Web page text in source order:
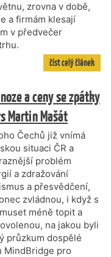
zrovna v době,
a firmám klesají
v předvečer
číst celý článek
a ceny se zpátky
Martin Mašát
Čechů již vnímá
situaci ČR a
problém
a zdražování
a přesvědčení,
zvládnou, i když s
méně topit a
na jakou byli
průzkum dospělé
MindBridge pro